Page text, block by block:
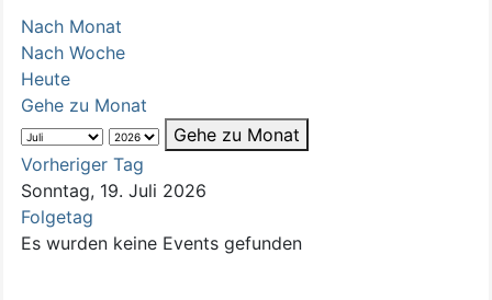
Nach Monat
Nach Woche
Heute
Gehe zu Monat
Gehe zu Monat
Vorheriger Tag
Sonntag, 19. Juli 2026
Folgetag
Es wurden keine Events gefunden